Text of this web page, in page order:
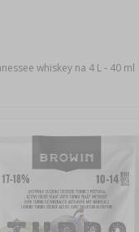
whiskey na 4 L - 40 ml